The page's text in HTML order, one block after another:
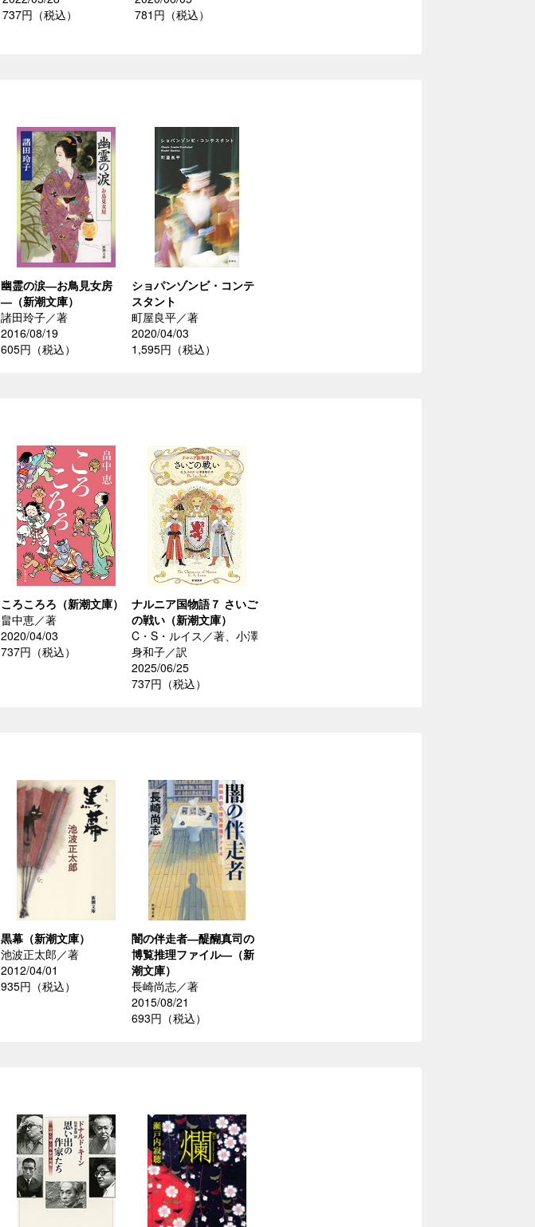
737円（税込）
781円（税込）
幽霊の涙―お鳥見女房
―（新潮文庫）
諸田玲子／著
2016/08/19
605円（税込）
ショパンゾンビ・コンテ
スタント
町屋良平／著
2020/04/03
1,595円（税込）
ころころろ（新潮文庫）
畠中恵／著
2020/04/03
737円（税込）
ナルニア国物語７ さいご
の戦い（新潮文庫）
C・S・ルイス／著、小澤
身和子／訳
2025/06/25
737円（税込）
黒幕（新潮文庫）
池波正太郎／著
2012/04/01
935円（税込）
闇の伴走者―醍醐真司の
博覧推理ファイル―（新
潮文庫）
長崎尚志／著
2015/08/21
693円（税込）